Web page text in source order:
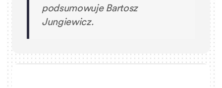
podsumowuje Bartosz
Jungiewicz.